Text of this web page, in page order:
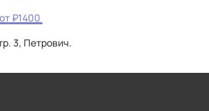
от ₽1400
3, Петрович.